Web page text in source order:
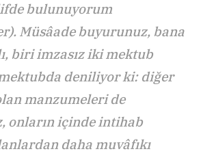
bulunuyorum
Müsâade buyurunuz, bana
biri imzasız iki mektub
deniliyor ki: diğer
manzumeleri de
onların içinde intihab
daha muvâfıkı